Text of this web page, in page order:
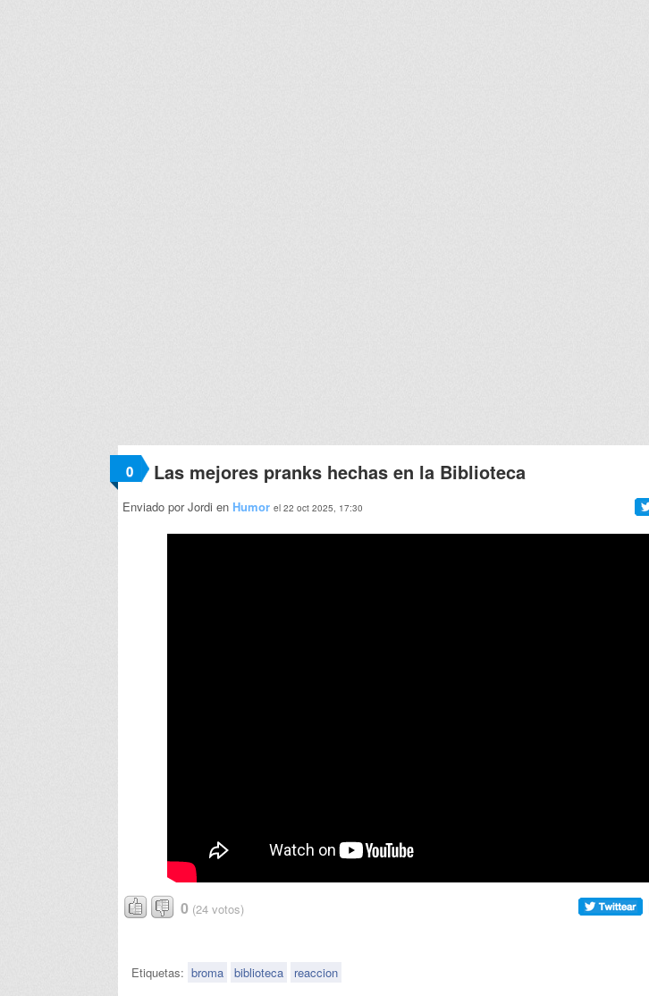
0 Las mejores pranks hechas en la Biblioteca
Enviado por Jordi en Humor el 22 oct 2025, 17:30
0 (24 votos)
Etiquetas: broma biblioteca reaccion